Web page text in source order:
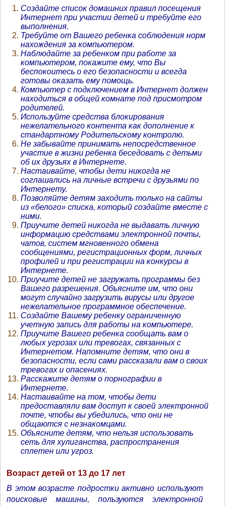
Создайте список домашних правил посещения
Интернет при участии детей и требуйте его
выполнения.
Требуйте от Вашего ребенка соблюдения норм
нахождения за компьютером.
Наблюдайте за ребенком при работе за
компьютером, покажите ему, что Вы
беспокоитесь о его безопасности и всегда
готовы оказать ему помощь.
Компьютер с подключением в Интернет должен
находиться в общей комнате под присмотром
родителей.
Используйте средства блокирования
нежелательного контента как дополнение к
стандартному Родительскому контролю.
Не забывайте принимать непосредственное
участие в жизни ребенка беседовать с детьми
об их друзьях в Интернете.
Настаивайте, чтобы дети никогда не
соглашались на личные встречи с друзьями по
Интернету.
Позволяйте детям заходить только на сайты
из «белого» списка, который создайте вместе с
ними.
Приучите детей никогда не выдавать личную
информацию средствами электронной почты,
чатов, систем мгновенного обмена
сообщениями, регистрационных форм, личных
профилей и при регистрации на конкурсы в
Интернете.
Приучите детей не загружать программы без
Вашего разрешения. Объясните им, что они
могут случайно загрузить вирусы или другое
нежелательное программное обеспечение.
Создайте Вашему ребенку ограниченную
учетную запись для работы на компьютере.
Приучите Вашего ребенка сообщать вам о
любых угрозах или тревогах, связанных с
Интернетом. Напомните детям, что они в
безопасности, если сами рассказали вам о своих
тревогах и опасениях.
Расскажите детям о порнографии в
Интернете.
Настаивайте на том, чтобы дети
предоставляли вам доступ к своей электронной
почте, чтобы вы убедились, что они не
общаются с незнакомцами.
Объясните детям, что нельзя использовать
сеть для хулиганства, распространения
сплетен или угроз.
Возраст детей от 13 до 17 лет
В этом возрасте подростки активно используют
поисковые машины, пользуются электронной